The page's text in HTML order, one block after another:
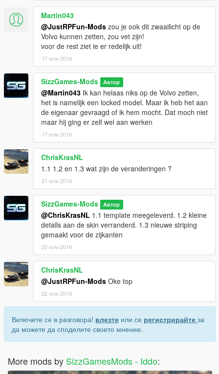
Martin043
@JustRPFun-Mods zou je ook dit zwaailicht op de
Volvo kunnen zetten, zou vet zijn!
voor de rest ziet ie er redelijk uit!
17 юли 2016
SizzGames-Mods Автор
@Martin043 Ik kan helaas niks op de Volvo zetten,
het is namelijk een locked model. Maar ik heb het aan
de eigenaar gevraagd of ik hem mocht. Dat moch niet
maar hij ging er zelf wel aan werken
17 юли 2016
ChrisKrasNL
1.1 1.2 en 1.3 wat zijn de veranderingen ?
21 юли 2016
SizzGames-Mods Автор
@ChrisKrasNL 1.1 template meegeleverd. 1.2 kleine
details aan de skin verranderd. 1.3 nieuwe striping
gemaakt voor de zijkanten
22 юли 2016
ChrisKrasNL
@JustRPFun-Mods Oke top
22 юли 2016
Включете се в разговора! влезте или се регистрирайте за
да можете да споделите своето мнение.
More mods by SizzGamesMods - Iddo: